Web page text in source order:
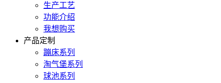
生产工艺
功能介绍
我想购买
产品定制
蹦床系列
淘气堡系列
球池系列